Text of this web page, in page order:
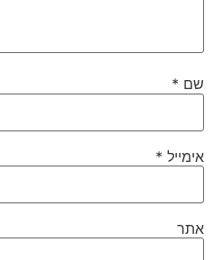
שם*
אימייל*
אתר